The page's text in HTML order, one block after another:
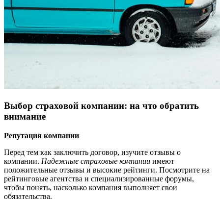
Выбор страховой компании: на что обратить
внимание
Репутация компании
Перед тем как заключить договор, изучите отзывы о
компании. Надежные страховые компании имеют
положительные отзывы и высокие рейтинги. Посмотрите на
рейтинговые агентства и специализированные форумы,
чтобы понять, насколько компания выполняет свои
обязательства.